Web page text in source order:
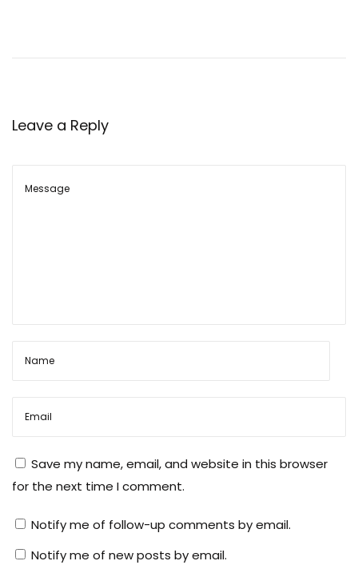
ल
Leave a Reply
Save my name, email, and website in this browser
for the next time I comment.
Notify me of follow-up comments by email.
Notify me of new posts by email.